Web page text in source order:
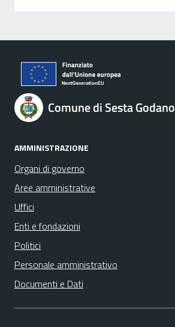
Comune di Sesta Godano
AMMINISTRAZIONE
Organi di governo
Aree amministrative
Uffici
Enti e fondazioni
Politici
Personale amministrativo
Documenti e Dati